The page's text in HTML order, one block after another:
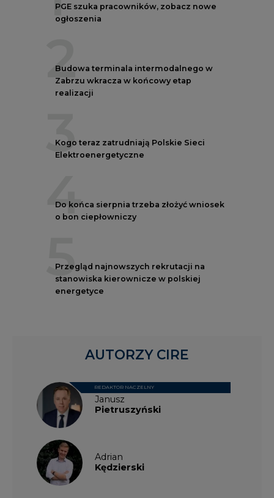
PGE szuka pracowników, zobacz nowe
ogłoszenia
2
Budowa terminala intermodalnego w
Zabrzu wkracza w końcowy etap
realizacji
3
Kogo teraz zatrudniają Polskie Sieci
Elektroenergetyczne
4
Do końca sierpnia trzeba złożyć wniosek
o bon ciepłowniczy
5
Przegląd najnowszych rekrutacji na
stanowiska kierownicze w polskiej
energetyce
Janusz
Pietruszyński
REDAKTOR NACZELNY
Adrian
Kędzierski
AUTORZY CIRE